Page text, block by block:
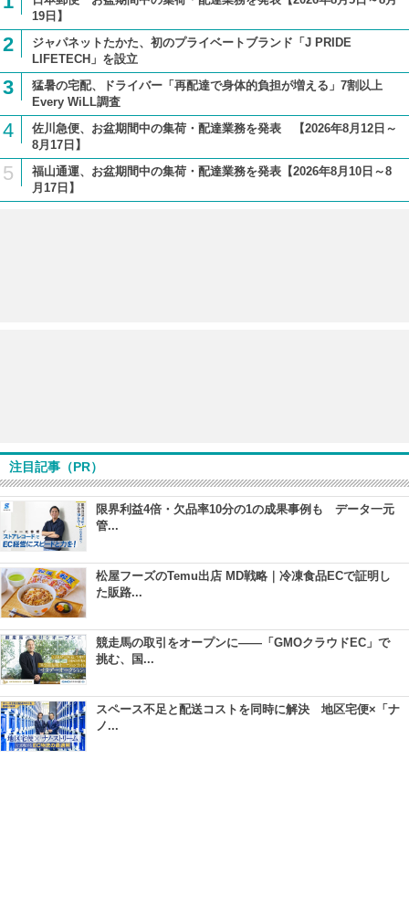
19日】
2
ジャパネットたかた、初のプライベートブランド「J PRIDE
LIFETECH」を設立
3
猛暑の宅配、ドライバー「再配達で身体的負担が増える」7割以上
Every WiLL調査
4
佐川急便、お盆期間中の集荷・配達業務を発表 【2026年8月12日～
8月17日】
5
福山通運、お盆期間中の集荷・配達業務を発表【2026年8月10日～8
月17日】
注目記事（PR）
限界利益4倍・欠品率10分の1の成果事例も データ一元
管...
松屋フーズのTemu出店 MD戦略｜冷凍食品ECで証明し
た販路...
競走馬の取引をオープンに――「GMOクラウドEC」で
挑む、国...
スペース不足と配送コストを同時に解決 地区宅便×「ナ
ノ...